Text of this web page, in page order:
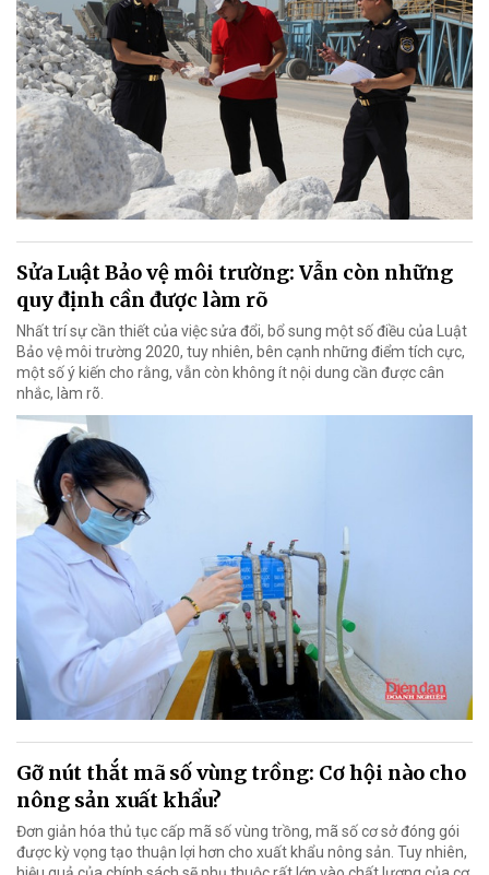
Sửa Luật Bảo vệ môi trường: Vẫn còn những
quy định cần được làm rõ
Nhất trí sự cần thiết của việc sửa đổi, bổ sung một số điều của Luật
Bảo vệ môi trường 2020, tuy nhiên, bên cạnh những điểm tích cực,
một số ý kiến cho rằng, vẫn còn không ít nội dung cần được cân
nhắc, làm rõ.
Gỡ nút thắt mã số vùng trồng: Cơ hội nào cho
nông sản xuất khẩu?
Đơn giản hóa thủ tục cấp mã số vùng trồng, mã số cơ sở đóng gói
được kỳ vọng tạo thuận lợi hơn cho xuất khẩu nông sản. Tuy nhiên,